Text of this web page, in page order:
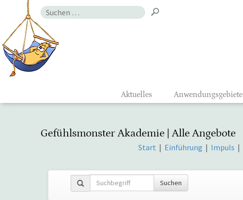
Aktuelles Anwendungsgebiete
Suchen
Gefühlsmonster Akademie | Alle Angebote
Start | Einführung | Impuls |
Suchen